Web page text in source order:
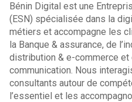
Bénin Digital est une
(ESN) spécialisée dans la
métiers et accompagne les
la Banque & assurance, de
distribution & e-commerce
communication. Nous
consultants autour de
l’essentiel et les